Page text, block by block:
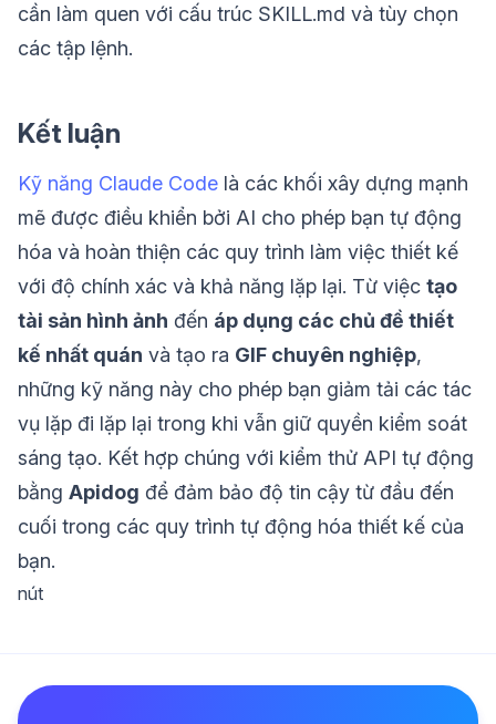
cần làm quen với cấu trúc SKILL.md và tùy chọn
các tập lệnh.
Kết luận
Kỹ năng Claude Code là các khối xây dựng mạnh
mẽ được điều khiển bởi AI cho phép bạn tự động
hóa và hoàn thiện các quy trình làm việc thiết kế
với độ chính xác và khả năng lặp lại. Từ việc tạo
tài sản hình ảnh đến áp dụng các chủ đề thiết
kế nhất quán và tạo ra GIF chuyên nghiệp,
những kỹ năng này cho phép bạn giảm tải các tác
vụ lặp đi lặp lại trong khi vẫn giữ quyền kiểm soát
sáng tạo. Kết hợp chúng với kiểm thử API tự động
bằng Apidog để đảm bảo độ tin cậy từ đầu đến
cuối trong các quy trình tự động hóa thiết kế của
bạn.
nút